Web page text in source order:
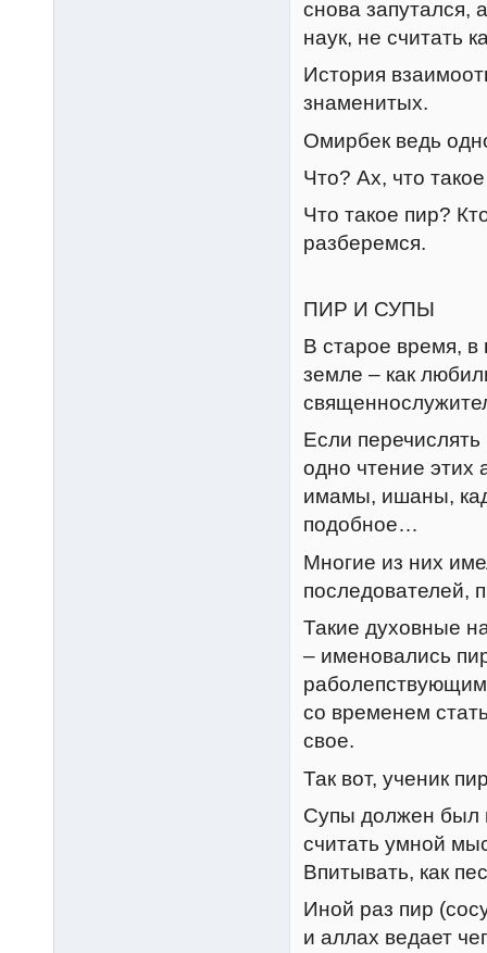
снова запутался,
наук, не считать
История
знаменитых.
Омирбек ведь
Что? Ах, что
Что такое пир?
разберемся.
ПИР И СУПЫ
В старое время,
земле – как
Если
одно чтение этих
имамы, ишаны,
подобное…
Многие из них
последователей,
Такие духовные
– именовались
со временем
свое.
Так вот, ученик
Супы должен был
считать умной
Впитывать, как
Иной раз пир
и аллах ведает